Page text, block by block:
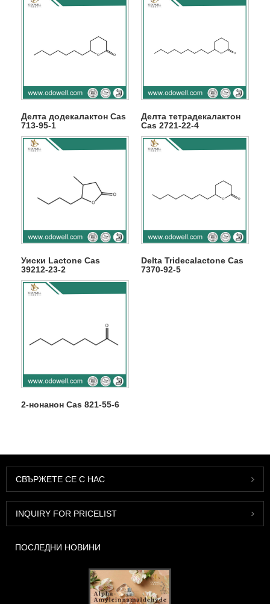
Делта додекалактон Cas
713-95-1
Делта тетрадекалактон
Cas 2721-22-4
Уиски Lactone Cas
39212-23-2
Delta Tridecalactone Cas
7370-92-5
2-нонанон Cas 821-55-6
СВЪРЖЕТЕ СЕ С НАС
INQUIRY FOR PRICELIST
ПОСЛЕДНИ НОВИНИ